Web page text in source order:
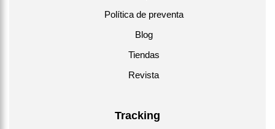
Política de preventa
Blog
Tiendas
Revista
Tracking